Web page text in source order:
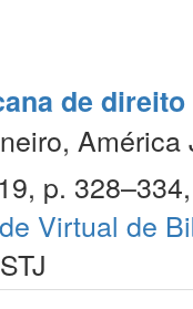
de
América
p.
Virtual de
STJ